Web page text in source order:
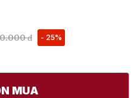
đ - 25%
MUA